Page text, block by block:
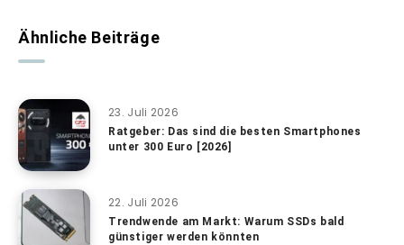
Ähnliche Beiträge
23. Juli 2026
Ratgeber: Das sind die besten Smartphones
unter 300 Euro [2026]
22. Juli 2026
Trendwende am Markt: Warum SSDs bald
günstiger werden könnten